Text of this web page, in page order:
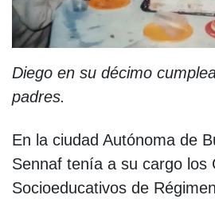
Diego en su décimo
padres.
En la ciudad Autónoma de
Sennaf tenía a su cargo los
Socioeducativos de